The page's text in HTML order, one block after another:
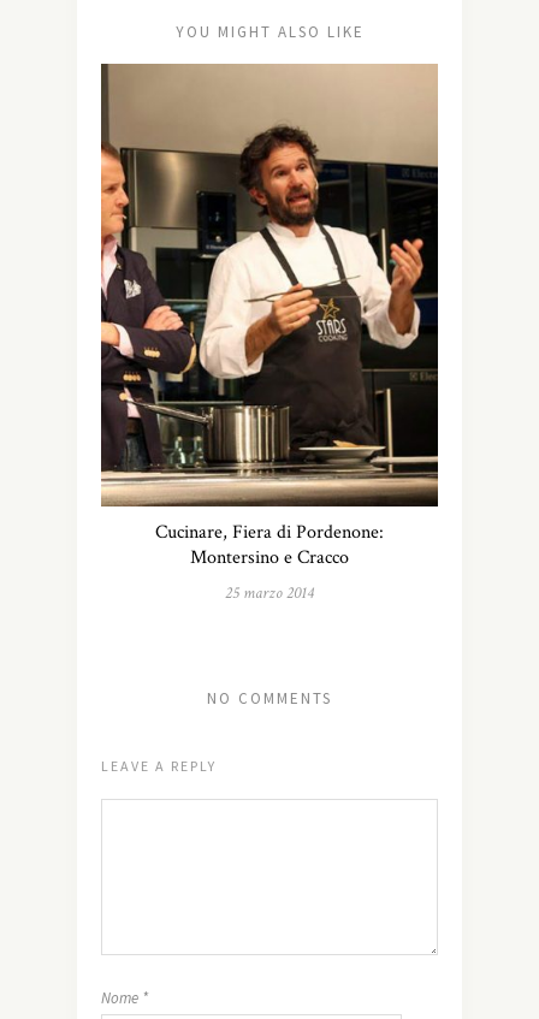
YOU MIGHT ALSO LIKE
Cucinare, Fiera di Pordenone:
Montersino e Cracco
25 marzo 2014
NO COMMENTS
LEAVE A REPLY
Nome *